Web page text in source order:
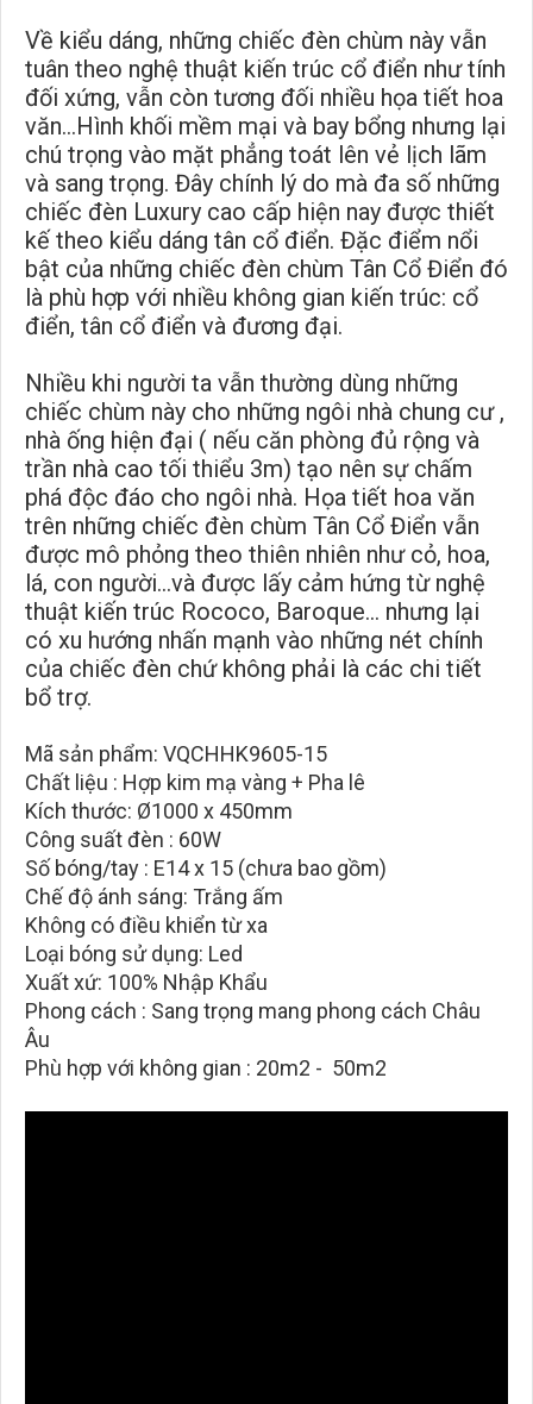
Về kiểu dáng, những chiếc đèn chùm này vẫn
tuân theo nghệ thuật kiến trúc cổ điển như tính
đối xứng, vẫn còn tương đối nhiều họa tiết hoa
văn…Hình khối mềm mại và bay bổng nhưng lại
chú trọng vào mặt phẳng toát lên vẻ lịch lãm
và sang trọng. Đây chính lý do mà đa số những
chiếc đèn Luxury cao cấp hiện nay được thiết
kế theo kiểu dáng tân cổ điển. Đặc điểm nổi
bật của những chiếc đèn chùm Tân Cổ Điển đó
là phù hợp với nhiều không gian kiến trúc: cổ
điển, tân cổ điển và đương đại.
Nhiều khi người ta vẫn thường dùng những
chiếc chùm này cho những ngôi nhà chung cư ,
nhà ống hiện đại ( nếu căn phòng đủ rộng và
trần nhà cao tối thiểu 3m) tạo nên sự chấm
phá độc đáo cho ngôi nhà. Họa tiết hoa văn
trên những chiếc đèn chùm Tân Cổ Điển vẫn
được mô phỏng theo thiên nhiên như cỏ, hoa,
lá, con người…và được lấy cảm hứng từ nghệ
thuật kiến trúc Rococo, Baroque… nhưng lại
có xu hướng nhấn mạnh vào những nét chính
của chiếc đèn chứ không phải là các chi tiết
bổ trợ.
Mã sản phẩm: VQCHHK9605-15
Chất liệu : Hợp kim mạ vàng + Pha lê
Kích thước: Ø1000 x 450mm
Công suất đèn : 60W
Số bóng/tay : E14 x 15 (chưa bao gồm)
Chế độ ánh sáng: Trắng ấm
Không có điều khiển từ xa
Loại bóng sử dụng: Led
Xuất xứ: 100% Nhập Khẩu
Phong cách : Sang trọng mang phong cách Châu
Âu
Phù hợp với không gian : 20m2 - 50m2